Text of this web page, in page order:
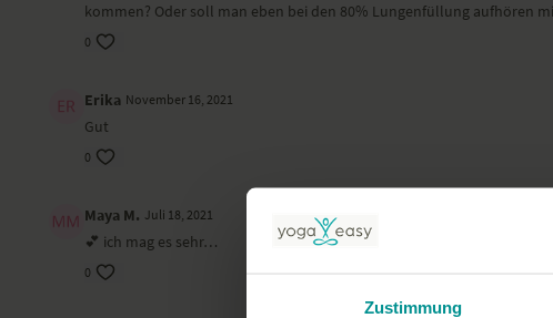
Zustimmung
kommen? Oder soll man eben bei den 80% Lungenfüllung aufhören
0
Erika November 16, 2021
Gut
0
Maya M. Juli 18, 2021
💕 ich mag es sehr…
0